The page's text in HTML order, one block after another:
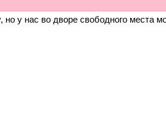
у нас во дворе свободного места